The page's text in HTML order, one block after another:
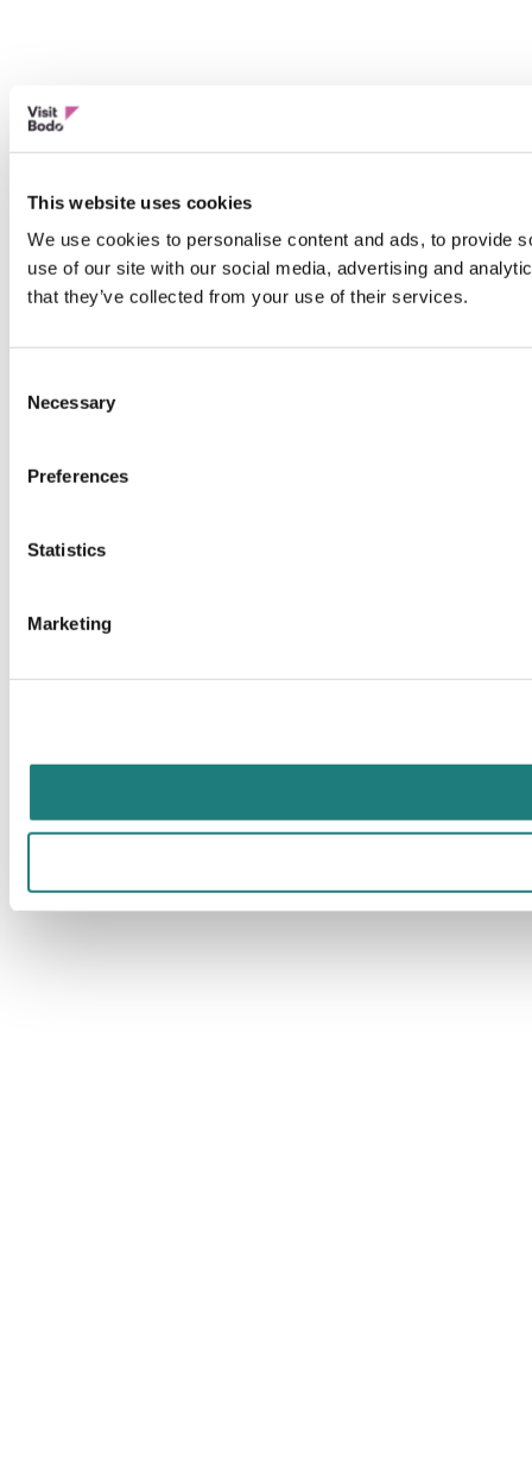
This website uses cookies
We use cookies to personalise content and ads, to provide
use of our site with our social media, advertising and
that they’ve collected from your use of their services.
Selection
Necessary
Preferences
Statistics
Marketing